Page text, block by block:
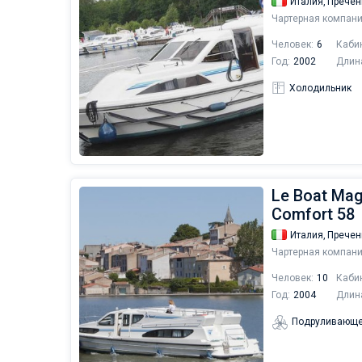
Чартерная
Человек: 6
Год: 2002
Холодильник
Le Boat
Comfort 58
Италия,
Чартерная
Человек: 10
Год: 2004